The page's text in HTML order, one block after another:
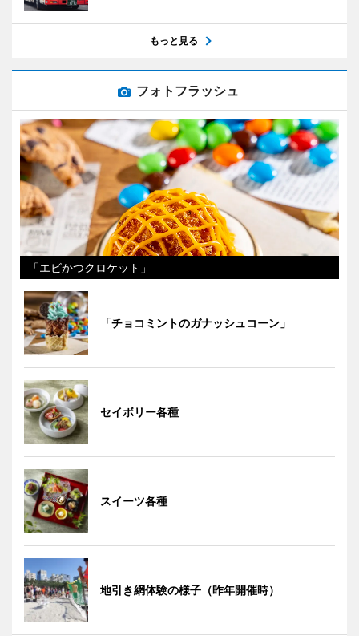
もっと見る
フォトフラッシュ
「エビかつクロケット」
「チョコミントのガナッシュコーン」
セイボリー各種
スイーツ各種
地引き網体験の様子（昨年開催時）